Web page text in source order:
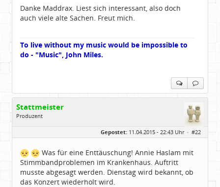
Danke Maddrax. Liest sich interessant, also doch
auch viele alte Sachen. Freut mich.
To live without my music would be impossible to
do - "Music", John Miles.
Stattmeister
Produzent
Beiträge:
14322
Dabei seit:
Gepostet: 11.04.2015 - 22:43 Uhr · #22
Was für eine Enttäuschung! Annie Haslam mit
Stimmbandproblemen im Krankenhaus. Auftritt
musste abgesagt werden. Dienstag wird bekannt, ob
das Konzert wiederholt wird.